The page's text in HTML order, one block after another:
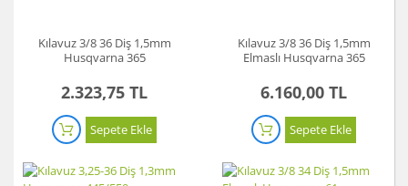
Kılavuz 3/8 36 Diş 1,5mm
Husqvarna 365
2.323,75 TL
Sepete Ekle
Kılavuz 3/8 36 Diş 1,5mm
Elmaslı Husqvarna 365
6.160,00 TL
Sepete Ekle